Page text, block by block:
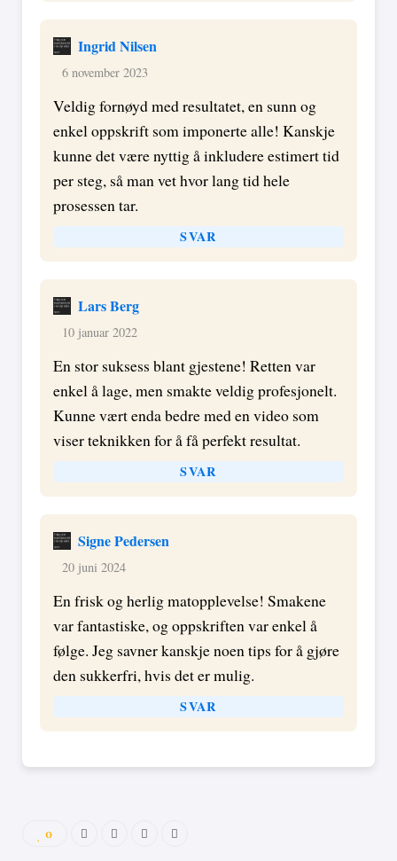
Ingrid Nilsen
6 november 2023
Veldig fornøyd med resultatet, en sunn og
enkel oppskrift som imponerte alle! Kanskje
kunne det være nyttig å inkludere estimert tid
per steg, så man vet hvor lang tid hele
prosessen tar.
SVAR
Lars Berg
10 januar 2022
En stor suksess blant gjestene! Retten var
enkel å lage, men smakte veldig profesjonelt.
Kunne vært enda bedre med en video som
viser teknikken for å få perfekt resultat.
SVAR
Signe Pedersen
20 juni 2024
En frisk og herlig matopplevelse! Smakene
var fantastiske, og oppskriften var enkel å
følge. Jeg savner kanskje noen tips for å gjøre
den sukkerfri, hvis det er mulig.
SVAR
0